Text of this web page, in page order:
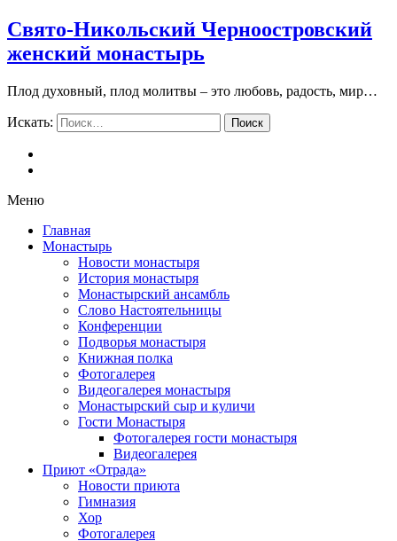
Свято-Никольский Черноостровский
женский монастырь
Плод духовный, плод молитвы – это любовь, радость, мир…
Искать: Поиск
Меню
Главная
Монастырь
Новости монастыря
История монастыря
Монастырский ансамбль
Слово Настоятельницы
Конференции
Подворья монастыря
Книжная полка
Фотогалерея
Видеогалерея монастыря
Монастырский сыр и куличи
Гости Монастыря
Фотогaлерея гости монастыря
Видеогалерея
Приют «Отрада»
Новости приюта
Гимназия
Хор
Фотогалерея